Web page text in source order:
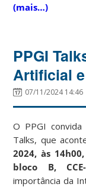
(mais…)
PPGI
Artificial
07/11/2024 14:46
O PPGI
Talks, que
2024, às
bloco B, CCE-
importância da